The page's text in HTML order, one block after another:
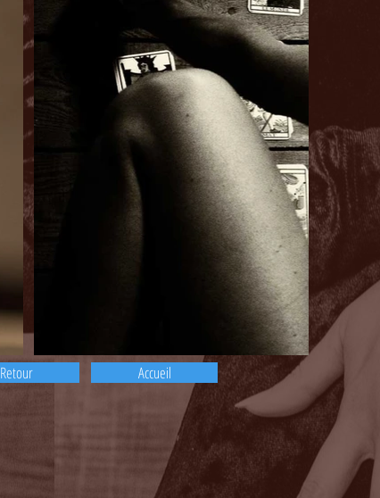
Retour Accueil